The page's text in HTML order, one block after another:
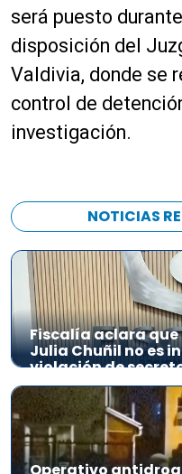
será puesto
disposición del
Valdivia, donde se
control de
investigación.
NOTICIAS
Fiscalía aclara
Julia Chuñil no es
violación de
Operativo